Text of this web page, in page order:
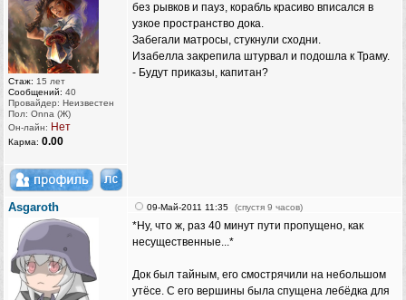
Стаж: 15 лет
Сообщений: 40
Провайдер: Неизвестен
Пол: Onna (Ж)
Он-лайн: Нет
Карма: 0.00
без рывков и пауз, корабль красиво вписался в
узкое пространство дока.
Забегали матросы, стукнули сходни.
Изабелла закрепила штурвал и подошла к Траму.
- Будут приказы, капитан?
Asgaroth 09-Май-2011 11:35 (спустя 9 часов)
*Ну, что ж, раз 40 минут пути пропущено, как
несущественные...*
Док был тайным, его смострячили на небольшом
утёсе. С его вершины была спущена лебёдка для